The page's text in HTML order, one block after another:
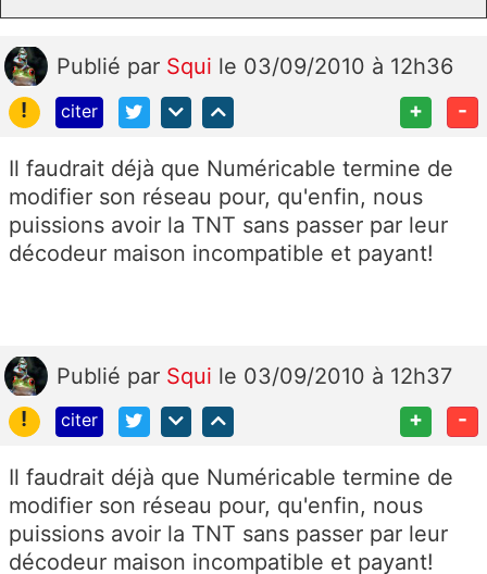
Publié par Squi le 03/09/2010 à 12h36
!
citer + -
Il faudrait déjà que Numéricable termine de
modifier son réseau pour, qu'enfin, nous
puissions avoir la TNT sans passer par leur
décodeur maison incompatible et payant!
Publié par Squi le 03/09/2010 à 12h37
!
citer + -
Il faudrait déjà que Numéricable termine de
modifier son réseau pour, qu'enfin, nous
puissions avoir la TNT sans passer par leur
décodeur maison incompatible et payant!